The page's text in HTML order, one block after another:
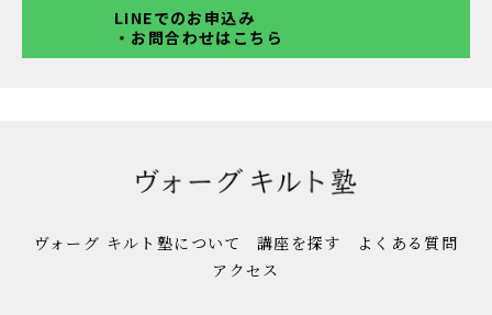
LINEでのお申込み
・お問合わせはこちら
ヴォーグ キルト塾について 講座を探す
よくある質問
アクセス